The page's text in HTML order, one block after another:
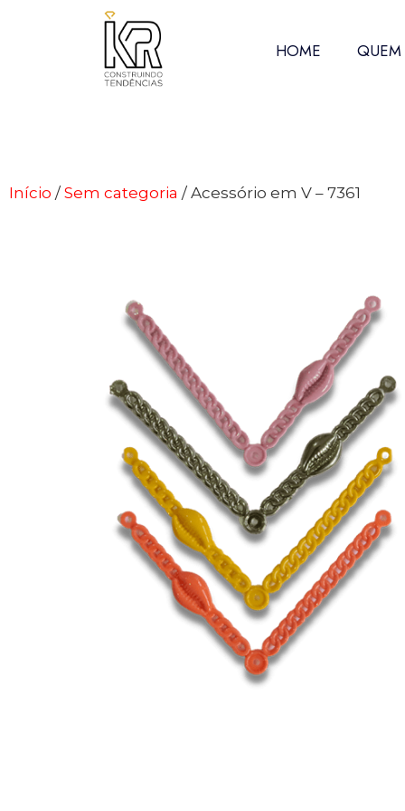
HOME
Início / Sem categoria / Acessório em V – 7361